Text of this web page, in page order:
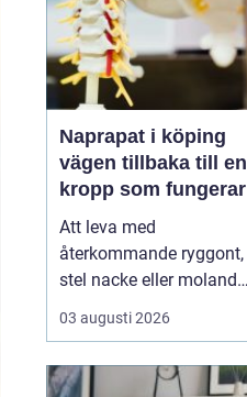
Naprapat i köping
vägen tillbaka till en
kropp som fungerar
Att leva med
återkommande ryggont,
stel nacke eller molande
värk i axlar och höfter
sliter på både ork och
länge innan de söker
03 augusti 2026